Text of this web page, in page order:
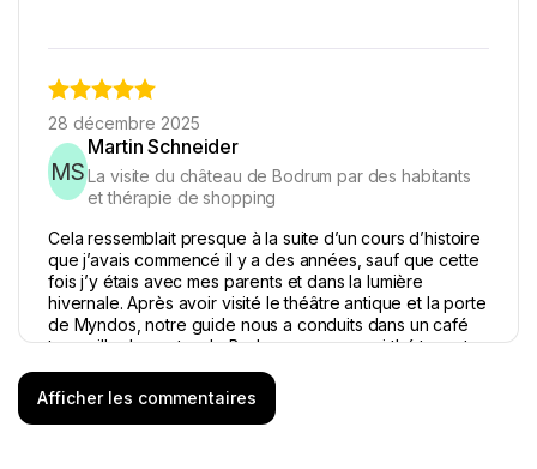
28 décembre 2025
MS
Martin Schneider
La visite du château de Bodrum par des habitants
et thérapie de shopping
Cela ressemblait presque à la suite d’un cours d’histoire
que j’avais commencé il y a des années, sauf que cette
fois j’y étais avec mes parents et dans la lumière
hivernale. Après avoir visité le théâtre antique et la porte
de Myndos, notre guide nous a conduits dans un café
tranquille du centre de Bodrum pour un vrai thé turc et
un simit encore tiède. Cette pause toute simple, à
regarder le port en nous réchauffant les mains autour
des verres, a été le meilleur moment pour mes parents.
Afficher les commentaires